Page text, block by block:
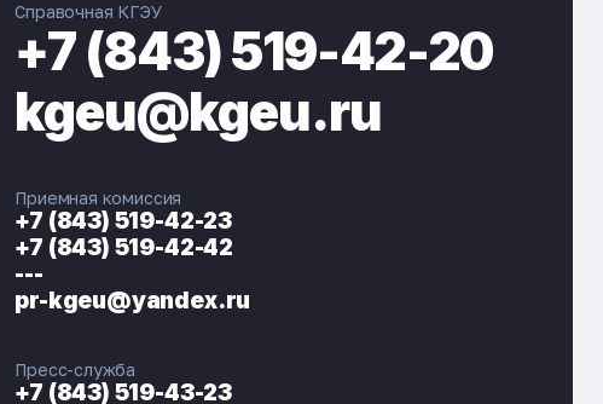
ЭНЕРГОКОД — ПОМОЩНИК КГЭУ
Справочная КГЭУ
+7 (843) 519-42-20
kgeu@kgeu.ru
Приемная комиссия
+7 (843) 519-42-23
+7 (843) 519-42-42
---
pr-kgeu@yandex.ru
Пресс-служба
+7 (843) 519-43-23